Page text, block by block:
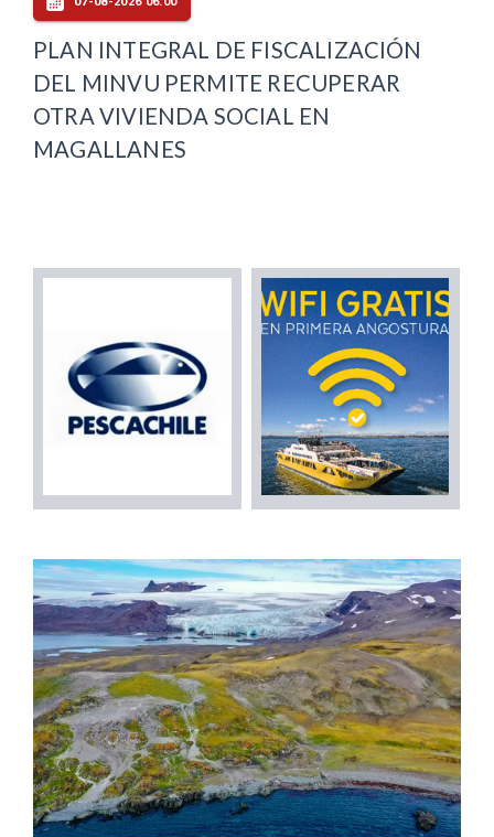
PLAN INTEGRAL DE FISCALIZACIÓN
DEL MINVU PERMITE RECUPERAR
OTRA VIVIENDA SOCIAL EN
MAGALLANES